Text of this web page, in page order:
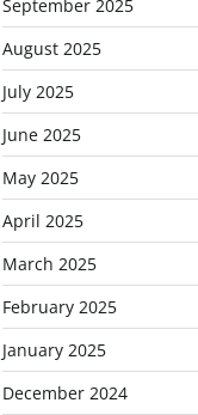
September 2025
August 2025
July 2025
June 2025
May 2025
April 2025
March 2025
February 2025
January 2025
December 2024